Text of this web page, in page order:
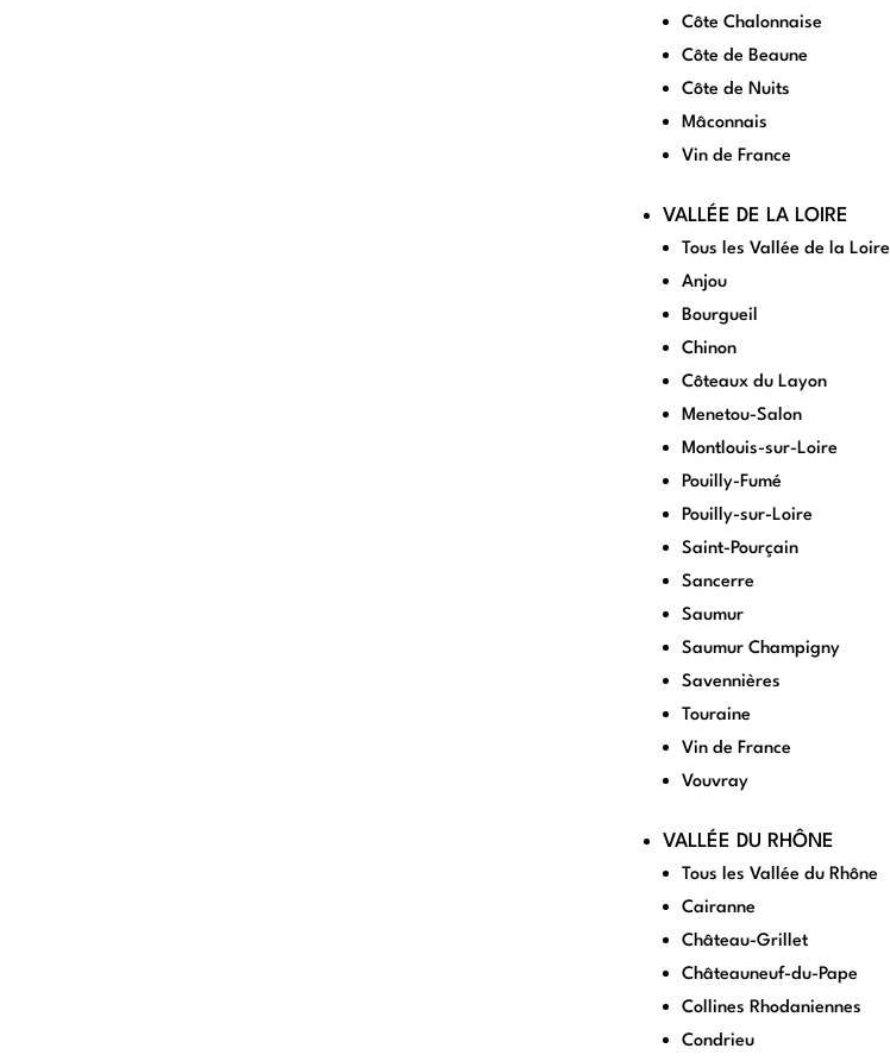
Côte Chalonnaise
Côte de Beaune
Côte de Nuits
Mâconnais
Vin de France
VALLÉE DE LA LOIRE
Tous les Vallée de la Loire
Anjou
Bourgueil
Chinon
Côteaux du Layon
Menetou-Salon
Montlouis-sur-Loire
Pouilly-Fumé
Pouilly-sur-Loire
Saint-Pourçain
Sancerre
Saumur
Saumur Champigny
Savennières
Touraine
Vin de France
Vouvray
VALLÉE DU RHÔNE
Tous les Vallée du Rhône
Cairanne
Château-Grillet
Châteauneuf-du-Pape
Collines Rhodaniennes
Condrieu